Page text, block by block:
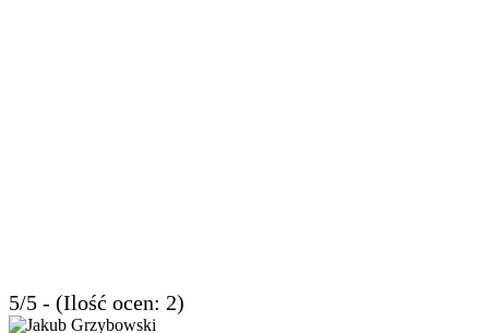
5/5 - (Ilość ocen: 2)